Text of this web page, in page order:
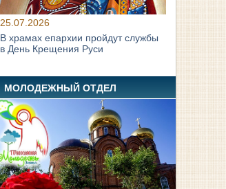
25.07.2026
В храмах епархии пройдут службы
в День Крещения Руси
МОЛОДЕЖНЫЙ ОТДЕЛ